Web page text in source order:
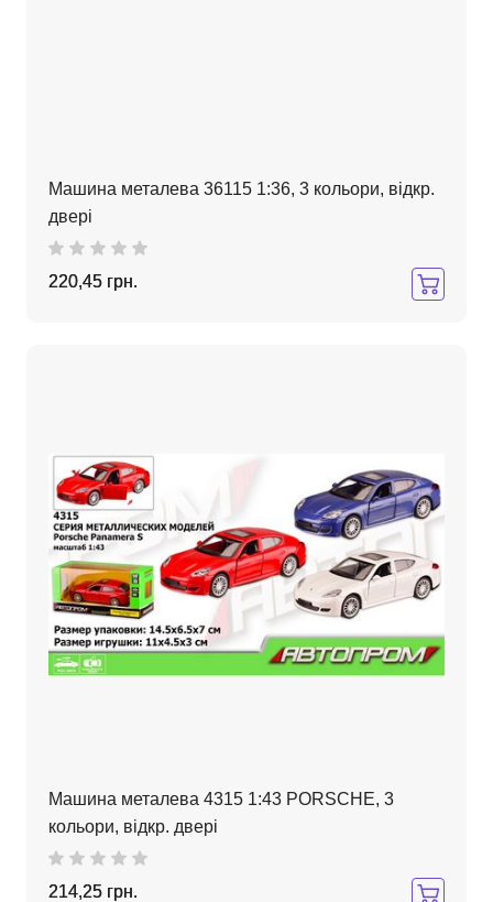
Машина металева 36115 1:36, 3 кольори, відкр.
двері
220,45 грн.
Машина металева 4315 1:43 PORSCHE, 3
кольори, відкр. двері
214,25 грн.